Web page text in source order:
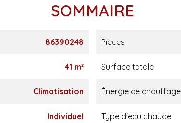
SOMMAIRE
86390248 Pièces
41 m² Surface totale
Climatisation Énergie de chauffage
Individuel Type d'eau chaude